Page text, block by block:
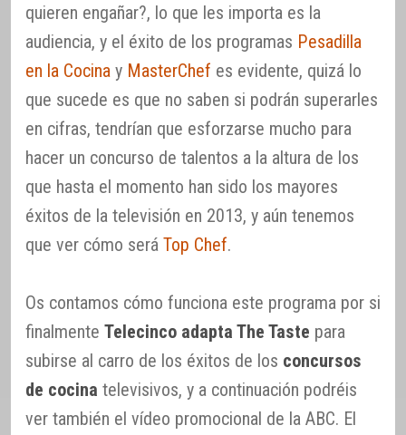
quieren engañar?, lo que les importa es la
audiencia, y el éxito de los programas Pesadilla
en la Cocina y MasterChef es evidente, quizá lo
que sucede es que no saben si podrán superarles
en cifras, tendrían que esforzarse mucho para
hacer un concurso de talentos a la altura de los
que hasta el momento han sido los mayores
éxitos de la televisión en 2013, y aún tenemos
que ver cómo será Top Chef.
Os contamos cómo funciona este programa por si
finalmente Telecinco adapta The Taste para
subirse al carro de los éxitos de los concursos
de cocina televisivos, y a continuación podréis
ver también el vídeo promocional de la ABC. El